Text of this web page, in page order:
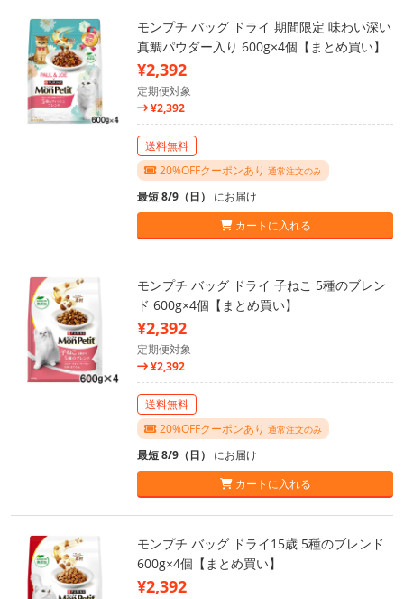
モンプチ バッグ ドライ 期間限定 味わい深い
真鯛パウダー入り 600g×4個【まとめ買い】
¥2,392
定期便対象
¥2,392
送料無料
20%OFFクーポンあり 通常注文のみ
最短 8/9（日） にお届け
カートに入れる
モンプチ バッグ ドライ 子ねこ 5種のブレン
ド 600g×4個【まとめ買い】
¥2,392
定期便対象
¥2,392
送料無料
20%OFFクーポンあり 通常注文のみ
最短 8/9（日） にお届け
カートに入れる
モンプチ バッグ ドライ15歳 5種のブレンド
600g×4個【まとめ買い】
¥2,392